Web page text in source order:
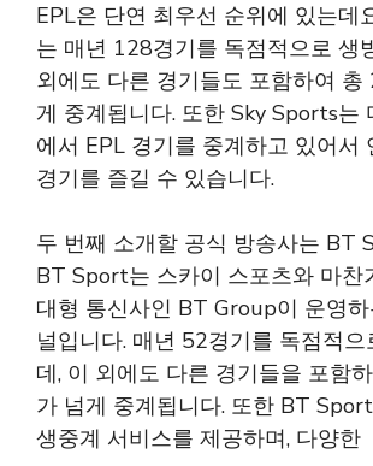
EPL은 단연 최우선 순위에 있는데
는 매년 128경기를 독점적으로 생
외에도 다른 경기들도 포함하여 총
게 중계됩니다. 또한 Sky Sports는
에서 EPL 경기를 중계하고 있어서
경기를 즐길 수 있습니다.
두 번째 소개할 공식 방송사는 BT
BT Sport는 스카이 스포츠와 마찬
대형 통신사인 BT Group이 운영
널입니다. 매년 52경기를 독점적
데, 이 외에도 다른 경기들을 포함
가 넘게 중계됩니다. 또한 BT
생중계 서비스를 제공하며, 다양한